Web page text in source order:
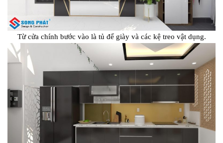
Từ cửa chính bước vào là tủ để giày và các kệ treo vật dụng.